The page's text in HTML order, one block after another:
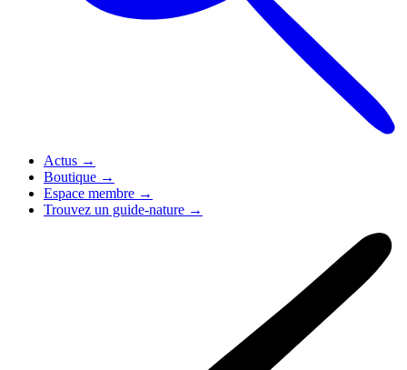
Actus →
Boutique →
Espace membre →
Trouvez un guide-nature →